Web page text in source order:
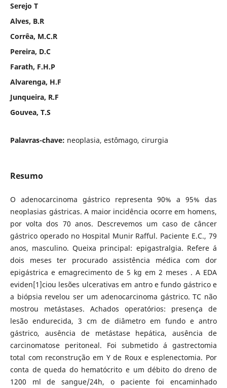
Serejo T
Alves, B.R
Corrêa, M.C.R
Pereira, D.C
Farath, F.H.P
Alvarenga, H.F
Junqueira, R.F
Gouvea, T.S
Palavras-chave: neoplasia, estômago, cirurgia
Resumo
O adenocarcinoma gástrico representa 90% a 95% das
neoplasias gástricas. A maior incidência ocorre em homens,
por volta dos 70 anos. Descrevemos um caso de câncer
gástrico operado no Hospital Munir Rafful. Paciente E.C., 79
anos, masculino. Queixa principal: epigastralgia. Refere á
dois meses ter procurado assistência médica com dor
epigástrica e emagrecimento de 5 kg em 2 meses . A EDA
eviden[1]ciou lesões ulcerativas em antro e fundo gástrico e
a biópsia revelou ser um adenocarcinoma gástrico. TC não
mostrou metástases. Achados operatórios: presença de
lesão endurecida, 3 cm de diâmetro em fundo e antro
gástrico, ausência de metástase hepática, ausência de
carcinomatose peritoneal. Foi submetido á gastrectomia
total com reconstrução em Y de Roux e esplenectomia. Por
conta de queda do hematócrito e um débito do dreno de
1200 ml de sangue/24h, o paciente foi encaminhado